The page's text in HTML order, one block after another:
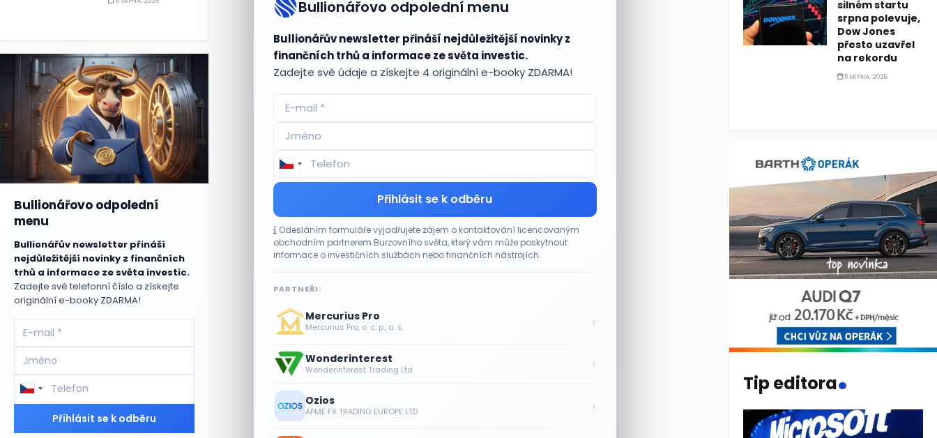
Bullionářovo odpolední menu
Bullionářův newsletter přináší nejdůležitější novinky z
finančních trhů a informace ze světa investic.
Zadejte své údaje a získejte 4 originální e-booky ZDARMA!
Přihlásit se k odběru
Odesláním formuláře vyjadřujete zájem o kontaktování licencovaným
obchodním partnerem Burzovního světa, který vám může poskytnout
informace o investičních službách nebo finančních nástrojích.
PARTNEŘI:
Mercurius Pro
Mercurius Pro, o. c. p., a. s. ›
Wonderinterest
Wonderinterest Trading Ltd ›
Ozios
APME FX TRADING EUROPE LTD ›
Bullionářovo odpolední
menu
Bullionářův newsletter přináší
nejdůležitější novinky z finančních
trhů a informace ze světa investic.
Zadejte své telefonní číslo a získejte
originální e-booky ZDARMA!
Přihlásit se k odběru
silném startu
srpna polevuje,
Dow Jones
přesto uzavřel
na rekordu
5 SRPNA, 2026
Tip editora.